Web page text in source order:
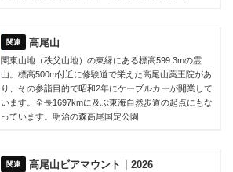
高尾山
関東山地（秩父山地）の東縁にある標高599.3mの霊
山。標高500m付近に修験道で栄えた高尾山薬王院があ
り、その参詣目的で昭和2年にケーブルカーが開業して
います。全長1697kmに及ぶ東海自然歩道の起点にもな
っています。明治の森高尾国定公園
高尾山ビアマウント｜2026